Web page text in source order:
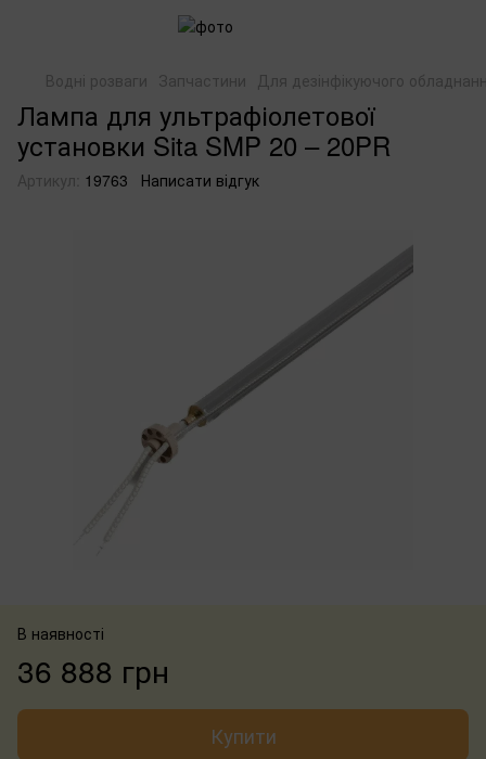
Водні розваги Запчастини Для дезінфікуючого
Лампа для ультрафіолетової
установки Sita SMP 20 – 20PR
Артикул: 19763 Написати відгук
В наявності
36 888 грн
Купити